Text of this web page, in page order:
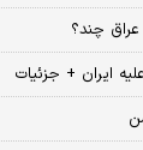
چند؟
ایران + جزئیات